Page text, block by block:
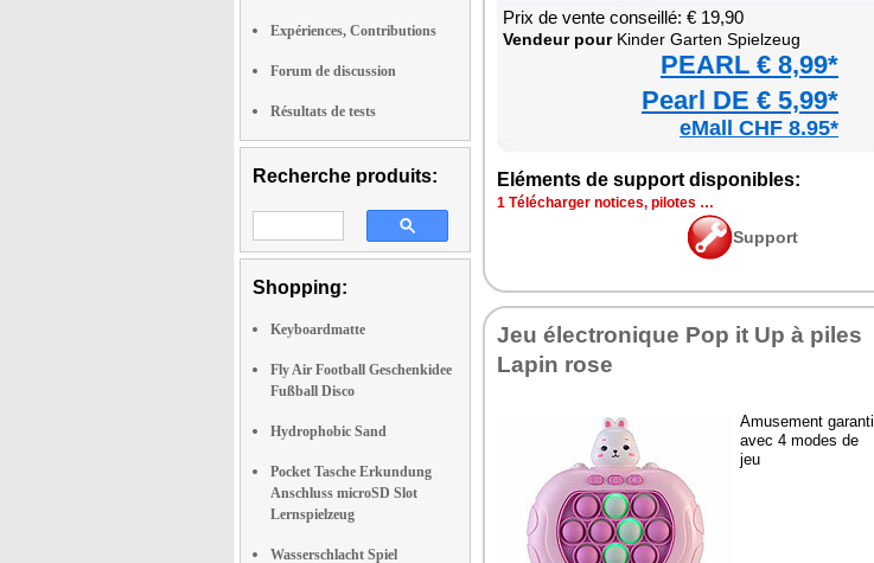
Expériences, Contributions
Forum de discussion
Résultats de tests
Recherche produits:
Shopping:
Keyboardmatte
Fly Air Football Geschenkidee
Fußball Disco
Hydrophobic Sand
Pocket Tasche Erkundung
Anschluss microSD Slot
Lernspielzeug
Wasserschlacht Spiel
Prix de vente conseillé: € 19,90
Ven­deur pourKin­der Gar­ten Spiel­zeug
PEARL € 8,99*
Pearl DE € 5,99*
eMall CHF 8.95*
Elé­ments de sup­port dis­po­nibles:
1 Télé­char­ger notices, pilotes …
Sup­port
Jeu élec­tro­nique Pop it Up à piles
Lapin rose
Amu­se­ment garanti
avec 4 modes de
jeu